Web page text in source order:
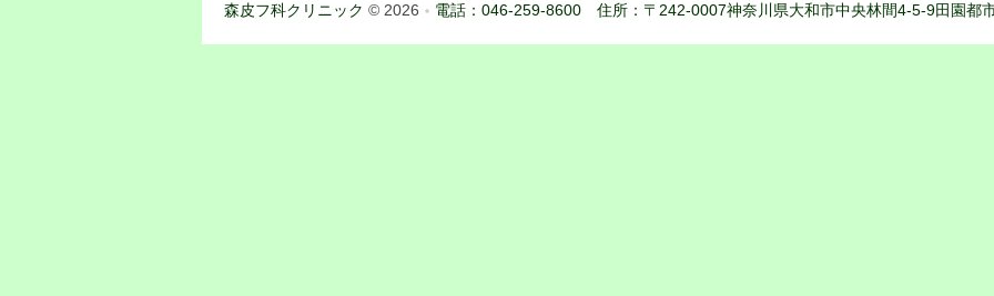
森皮フ科クリニック © 2026 電話：046-259-8600 住所：〒242-0007神奈川県大和市中央林間4-5-9田園都